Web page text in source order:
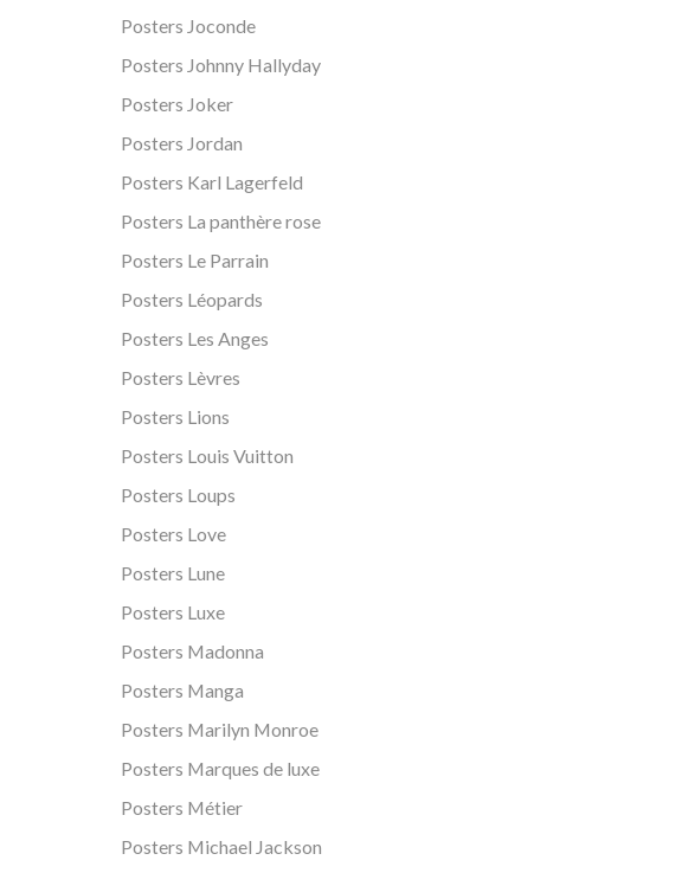
Posters Joconde
Posters Johnny Hallyday
Posters Joker
Posters Jordan
Posters Karl Lagerfeld
Posters La panthère rose
Posters Le Parrain
Posters Léopards
Posters Les Anges
Posters Lèvres
Posters Lions
Posters Louis Vuitton
Posters Loups
Posters Love
Posters Lune
Posters Luxe
Posters Madonna
Posters Manga
Posters Marilyn Monroe
Posters Marques de luxe
Posters Métier
Posters Michael Jackson